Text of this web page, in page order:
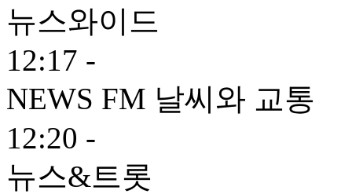
뉴스와이드
12:17 -
NEWS FM 날씨와 교통
12:20 -
뉴스&트롯